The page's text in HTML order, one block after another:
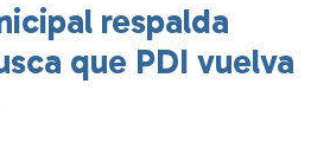
respalda
que PDI vuelva